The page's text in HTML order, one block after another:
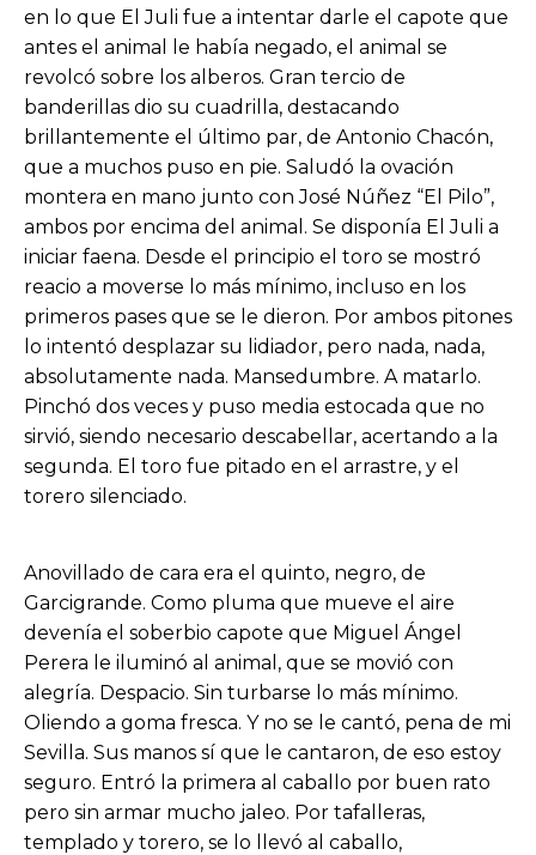
en lo que El Juli fue a intentar darle el capote que
antes el animal le había negado, el animal se
revolcó sobre los alberos. Gran tercio de
banderillas dio su cuadrilla, destacando
brillantemente el último par, de Antonio Chacón,
que a muchos puso en pie. Saludó la ovación
montera en mano junto con José Núñez “El Pilo”,
ambos por encima del animal. Se disponía El Juli a
iniciar faena. Desde el principio el toro se mostró
reacio a moverse lo más mínimo, incluso en los
primeros pases que se le dieron. Por ambos pitones
lo intentó desplazar su lidiador, pero nada, nada,
absolutamente nada. Mansedumbre. A matarlo.
Pinchó dos veces y puso media estocada que no
sirvió, siendo necesario descabellar, acertando a la
segunda. El toro fue pitado en el arrastre, y el
torero silenciado.
Anovillado de cara era el quinto, negro, de
Garcigrande. Como pluma que mueve el aire
devenía el soberbio capote que Miguel Ángel
Perera le iluminó al animal, que se movió con
alegría. Despacio. Sin turbarse lo más mínimo.
Oliendo a goma fresca. Y no se le cantó, pena de mi
Sevilla. Sus manos sí que le cantaron, de eso estoy
seguro. Entró la primera al caballo por buen rato
pero sin armar mucho jaleo. Por tafalleras,
templado y torero, se lo llevó al caballo,